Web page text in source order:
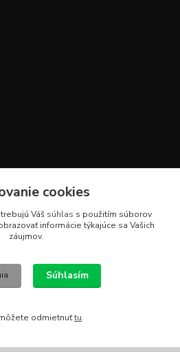
hod. Pá 7.00 - 12.00 hod.
Eshop-rychlo.sk
cookies
Váš súhlas s použitím súborov
informácie týkajúce sa Vašich
záujmov.
Súhlasím
odmietnuťtu.